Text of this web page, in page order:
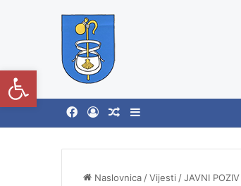
Naslovnica /Vijesti /JAVNI
Open toolbar